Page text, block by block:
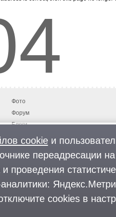
Фото
Форум
Блоги
Комментарии
На информационном ресурсе
ФБК (Фонд борьбы с коррупцией,
«Правый сектор», УНА-УНСО, УПА,
«Азов» и «Айдар». Признаны
The Insider, «Медиазона», ОВД-инфо.
cookieи
переадресации
проведения
cookies в